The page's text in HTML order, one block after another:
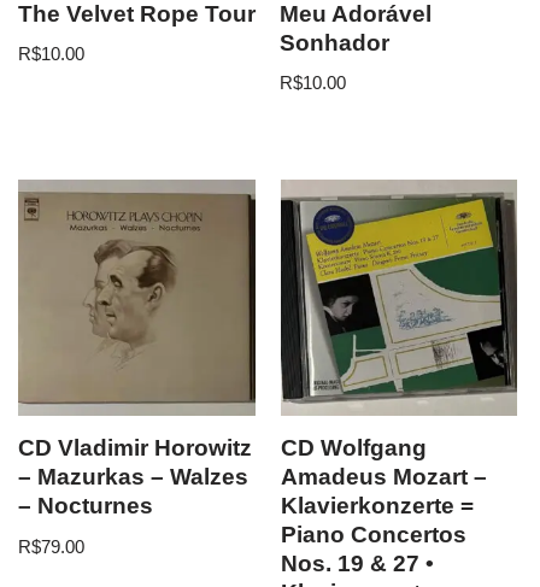
The Velvet Rope Tour
R$10.00
Meu Adorável
Sonhador
R$10.00
CD Vladimir Horowitz
– Mazurkas – Walzes
– Nocturnes
R$79.00
CD Wolfgang
Amadeus Mozart –
Klavierkonzerte =
Piano Concertos
Nos. 19 & 27 •